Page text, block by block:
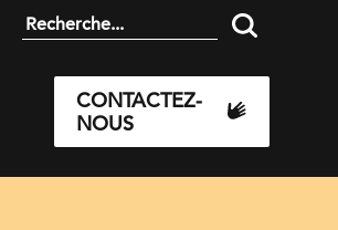
CONTACTEZ-
NOUS